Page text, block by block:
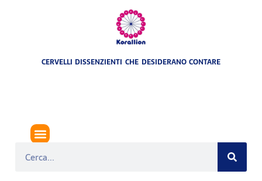
CERVELLI DISSENZIENTI CHE DESIDERANO CONTARE